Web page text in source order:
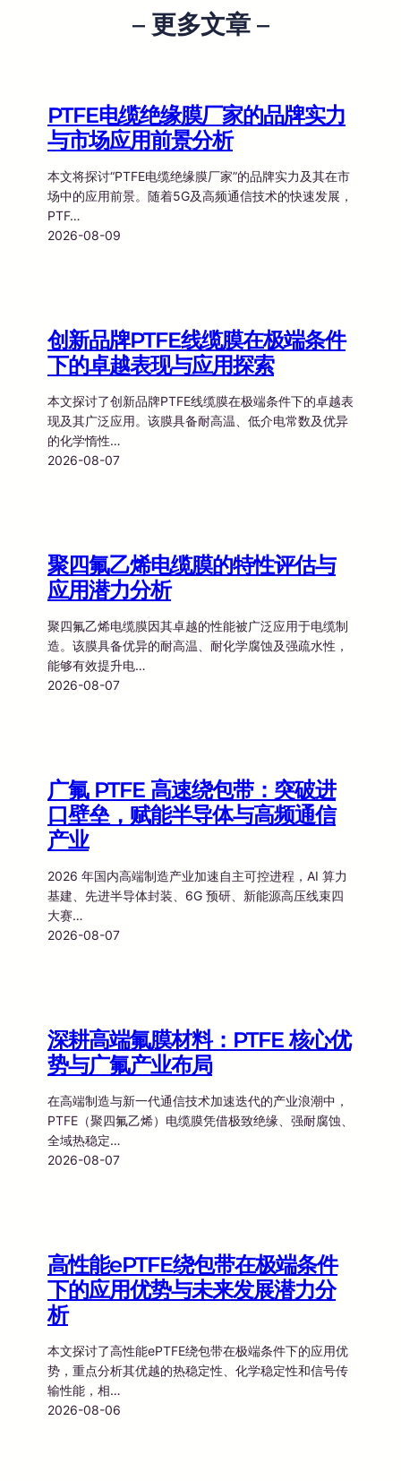
– 更多文章 –
PTFE电缆绝缘膜厂家的品牌实力
与市场应用前景分析
本文将探讨“PTFE电缆绝缘膜厂家”的品牌实力及其在市
场中的应用前景。随着5G及高频通信技术的快速发展，
PTF…
2026-08-09
创新品牌PTFE线缆膜在极端条件
下的卓越表现与应用探索
本文探讨了创新品牌PTFE线缆膜在极端条件下的卓越表
现及其广泛应用。该膜具备耐高温、低介电常数及优异
的化学惰性…
2026-08-07
聚四氟乙烯电缆膜的特性评估与
应用潜力分析
聚四氟乙烯电缆膜因其卓越的性能被广泛应用于电缆制
造。该膜具备优异的耐高温、耐化学腐蚀及强疏水性，
能够有效提升电…
2026-08-07
广氟 PTFE 高速绕包带：突破进
口壁垒，赋能半导体与高频通信
产业
2026 年国内高端制造产业加速自主可控进程，AI 算力
基建、先进半导体封装、6G 预研、新能源高压线束四
大赛…
2026-08-07
深耕高端氟膜材料：PTFE 核心优
势与广氟产业布局
在高端制造与新一代通信技术加速迭代的产业浪潮中，
PTFE（聚四氟乙烯）电缆膜凭借极致绝缘、强耐腐蚀、
全域热稳定…
2026-08-07
高性能ePTFE绕包带在极端条件
下的应用优势与未来发展潜力分
析
本文探讨了高性能ePTFE绕包带在极端条件下的应用优
势，重点分析其优越的热稳定性、化学稳定性和信号传
输性能，相…
2026-08-06